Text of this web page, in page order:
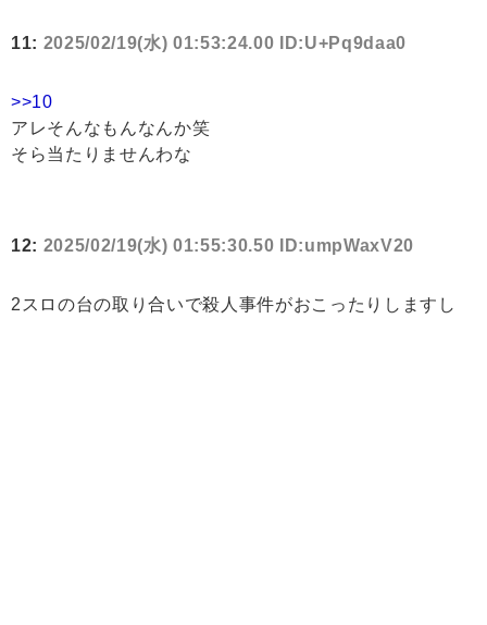
11: 2025/02/19(水) 01:53:24.00 ID:U+Pq9daa0
>>10
アレそんなもんなんか笑
そら当たりませんわな
12: 2025/02/19(水) 01:55:30.50 ID:umpWaxV20
2スロの台の取り合いで殺人事件がおこったりしますし